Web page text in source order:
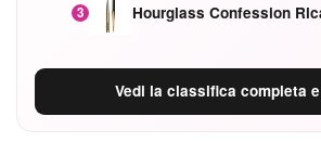
3
Vedi la classifica completa